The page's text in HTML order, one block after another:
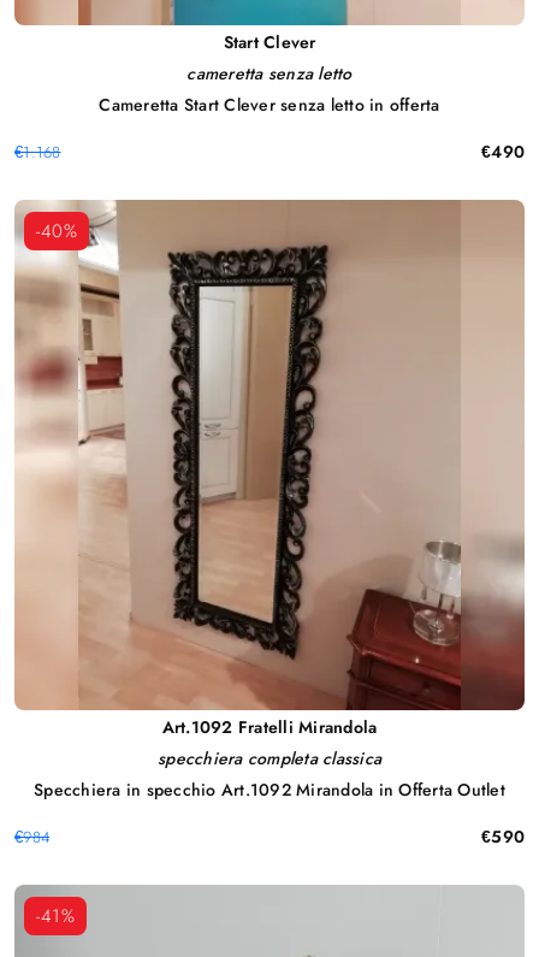
Start Clever
cameretta senza letto
Cameretta Start Clever senza letto in offerta
€1.168 €490
-40%
Art.1092 Fratelli Mirandola
specchiera completa classica
Specchiera in specchio Art.1092 Mirandola in Offerta Outlet
€984 €590
-41%